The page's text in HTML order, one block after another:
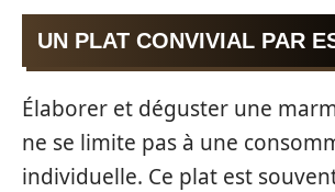
UN PLAT CONVIVIAL PAR
Élaborer et déguster une
ne se limite pas à une
individuelle. Ce plat est